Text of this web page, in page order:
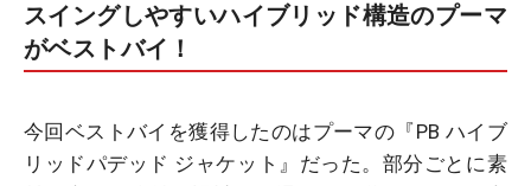
スイングしやすいハイブリッド構造のプーマ
がベストバイ！
今回ベストバイを獲得したのはプーマの『PB ハイブ
リッドパデッド ジャケット』だった。部分ごとに素